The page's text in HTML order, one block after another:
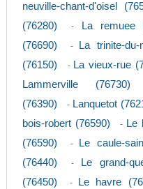
neuville-chant-d'oisel
(76280)
- La remuee
(76690)
- La trinite-du-
(76150)
- La vieux-rue
Lammerville (76730)
(76390)
- Lanquetot
bois-robert (76590)
- Le
(76590)
- Le caule-
(76440)
- Le grand-
(76450)
- Le havre